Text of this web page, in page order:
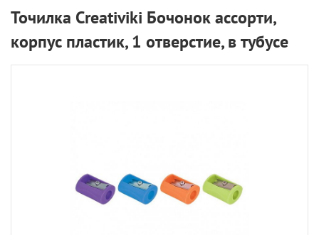
Точилка Creativiki Бочонок ассорти,
корпус пластик, 1 отверстие, в тубусе